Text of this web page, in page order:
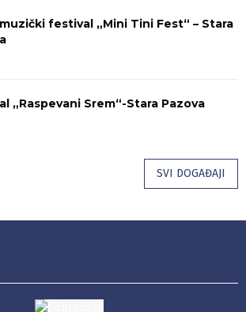
festival „Mini Tini Fest“ – Stara
„Raspevani Srem“-Stara Pazova
SVI DOGAĐAJI